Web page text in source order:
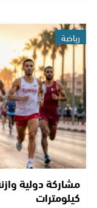
رياضة
كيلومترات